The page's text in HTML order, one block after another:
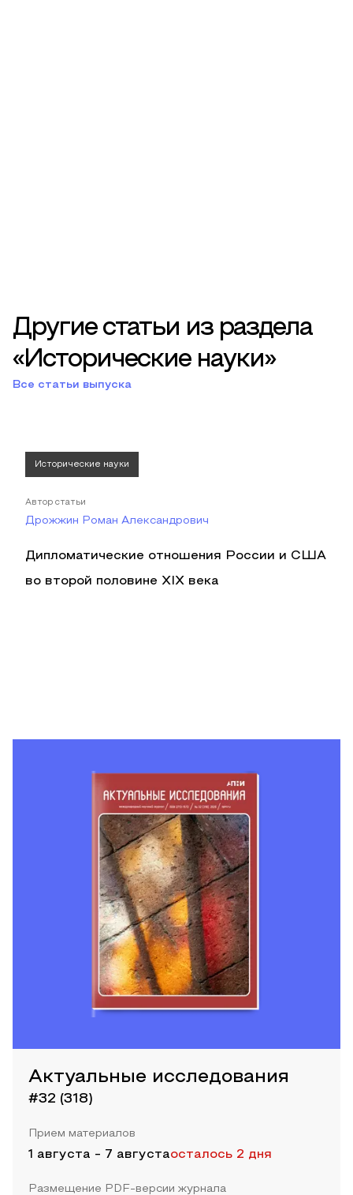
Другие статьи из раздела
«Исторические науки»
Все статьи выпуска
Исторические науки
Автор статьи
Дрожжин Роман Александрович
Дипломатические отношения России и США
во второй половине XIX века
Актуальные исследования
#32 (318)
Прием материалов
1 августа - 7 августаосталось 2 дня
Размещение PDF-версии журнала